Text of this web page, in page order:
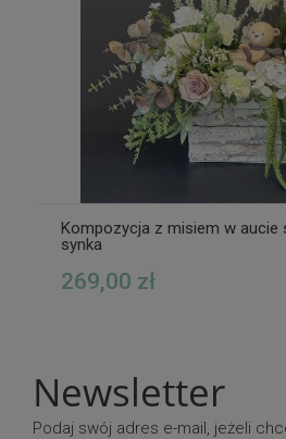
Kompozycja z misiem w aucie
synka
269,00 zł
Newsletter
Podaj swój adres e-mail, jeżeli